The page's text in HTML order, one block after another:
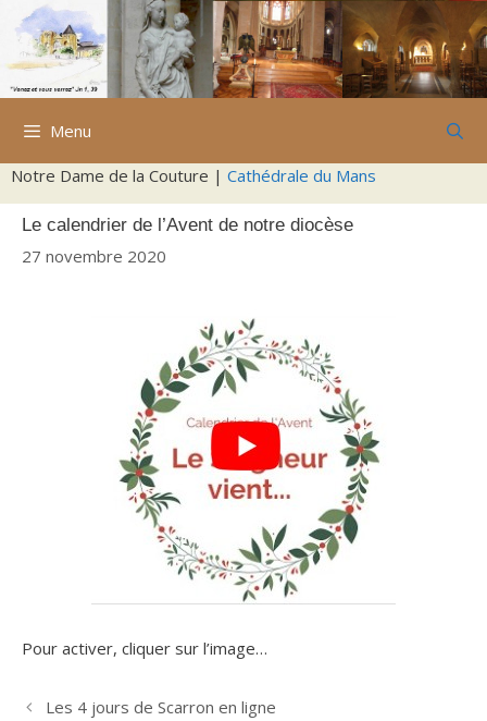
Aller
contenu
Menu
Notre Dame de la Couture | Cathédrale du Mans
Le calendrier de l’Avent de notre diocèse
27 novembre 2020
Pour activer, cliquer sur l’image…
Les 4 jours de Scarron en ligne